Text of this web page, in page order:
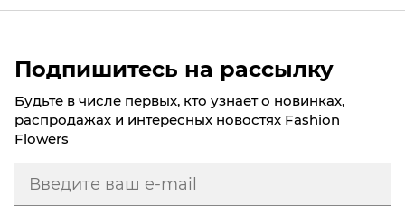
Подпишитесь на рассылку
Будьте в числе первых, кто узнает о новинках,
распродажах и интересных новостях Fashion
Flowers